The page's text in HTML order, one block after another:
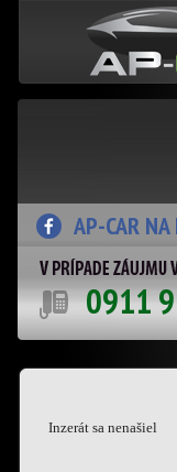
0911
AP-CAR NA
Inzerát sa nenašiel